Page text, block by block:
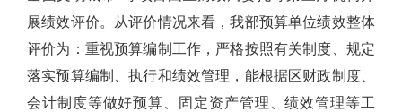
展绩效评价。从评价情况来看，我部预算单位绩效整体
评价为：重视预算编制工作，严格按照有关制度、规定
落实预算编制、执行和绩效管理，能根据区财政制度、
会计制度等做好预算、固定资产管理、绩效管理等工